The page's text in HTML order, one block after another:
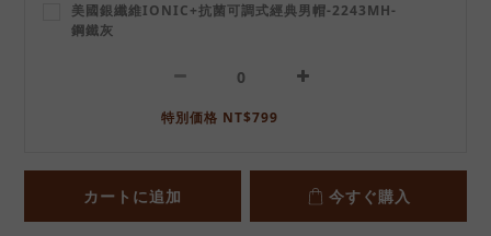
美國銀纖維IONIC+抗菌可調式經典男帽-2243MH-
鋼鐵灰
特別価格 NT$799
カートに追加 今すぐ購入